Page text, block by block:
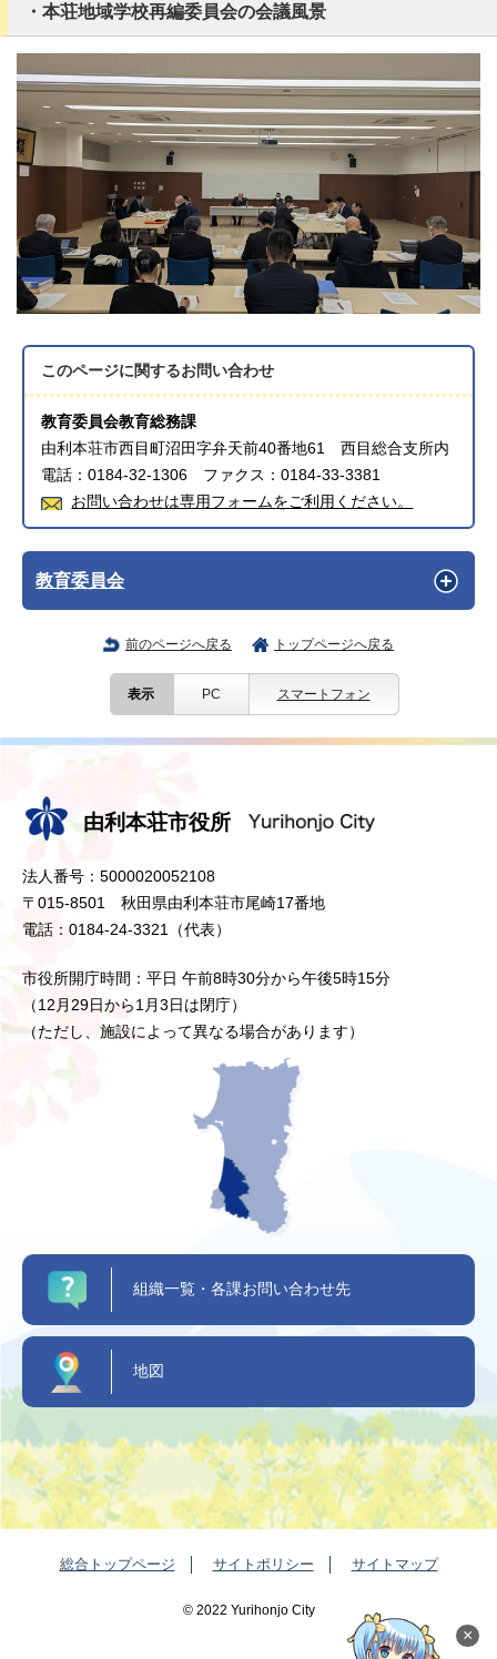
・本荘地域学校再編委員会の会議風景
このページに関するお問い合わせ
教育委員会教育総務課
由利本荘市西目町沼田字弁天前40番地61 西目総合支所内
電話：0184-32-1306 ファクス：0184-33-3381
お問い合わせは専用フォームをご利用ください。
教育委員会
前のページへ戻る トップページへ戻る
表示 PC スマートフォン
×
由利本荘市役所
法人番号：5000020052108
〒015-8501 秋田県由利本荘市尾崎17番地
電話：0184-24-3321（代表）
市役所開庁時間：平日 午前8時30分から午後5時15分
（12月29日から1月3日は閉庁）
（ただし、施設によって異なる場合があります）
組織一覧・各課お問い合わせ先
地図
総合トップページ サイトポリシー サイトマップ
©️ 2022 Yurihonjo City